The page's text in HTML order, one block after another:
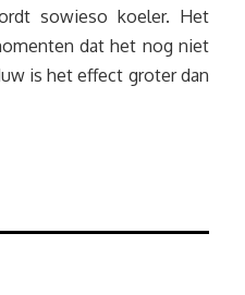
sowieso koeler. Het
dat het nog niet
is het effect groter dan